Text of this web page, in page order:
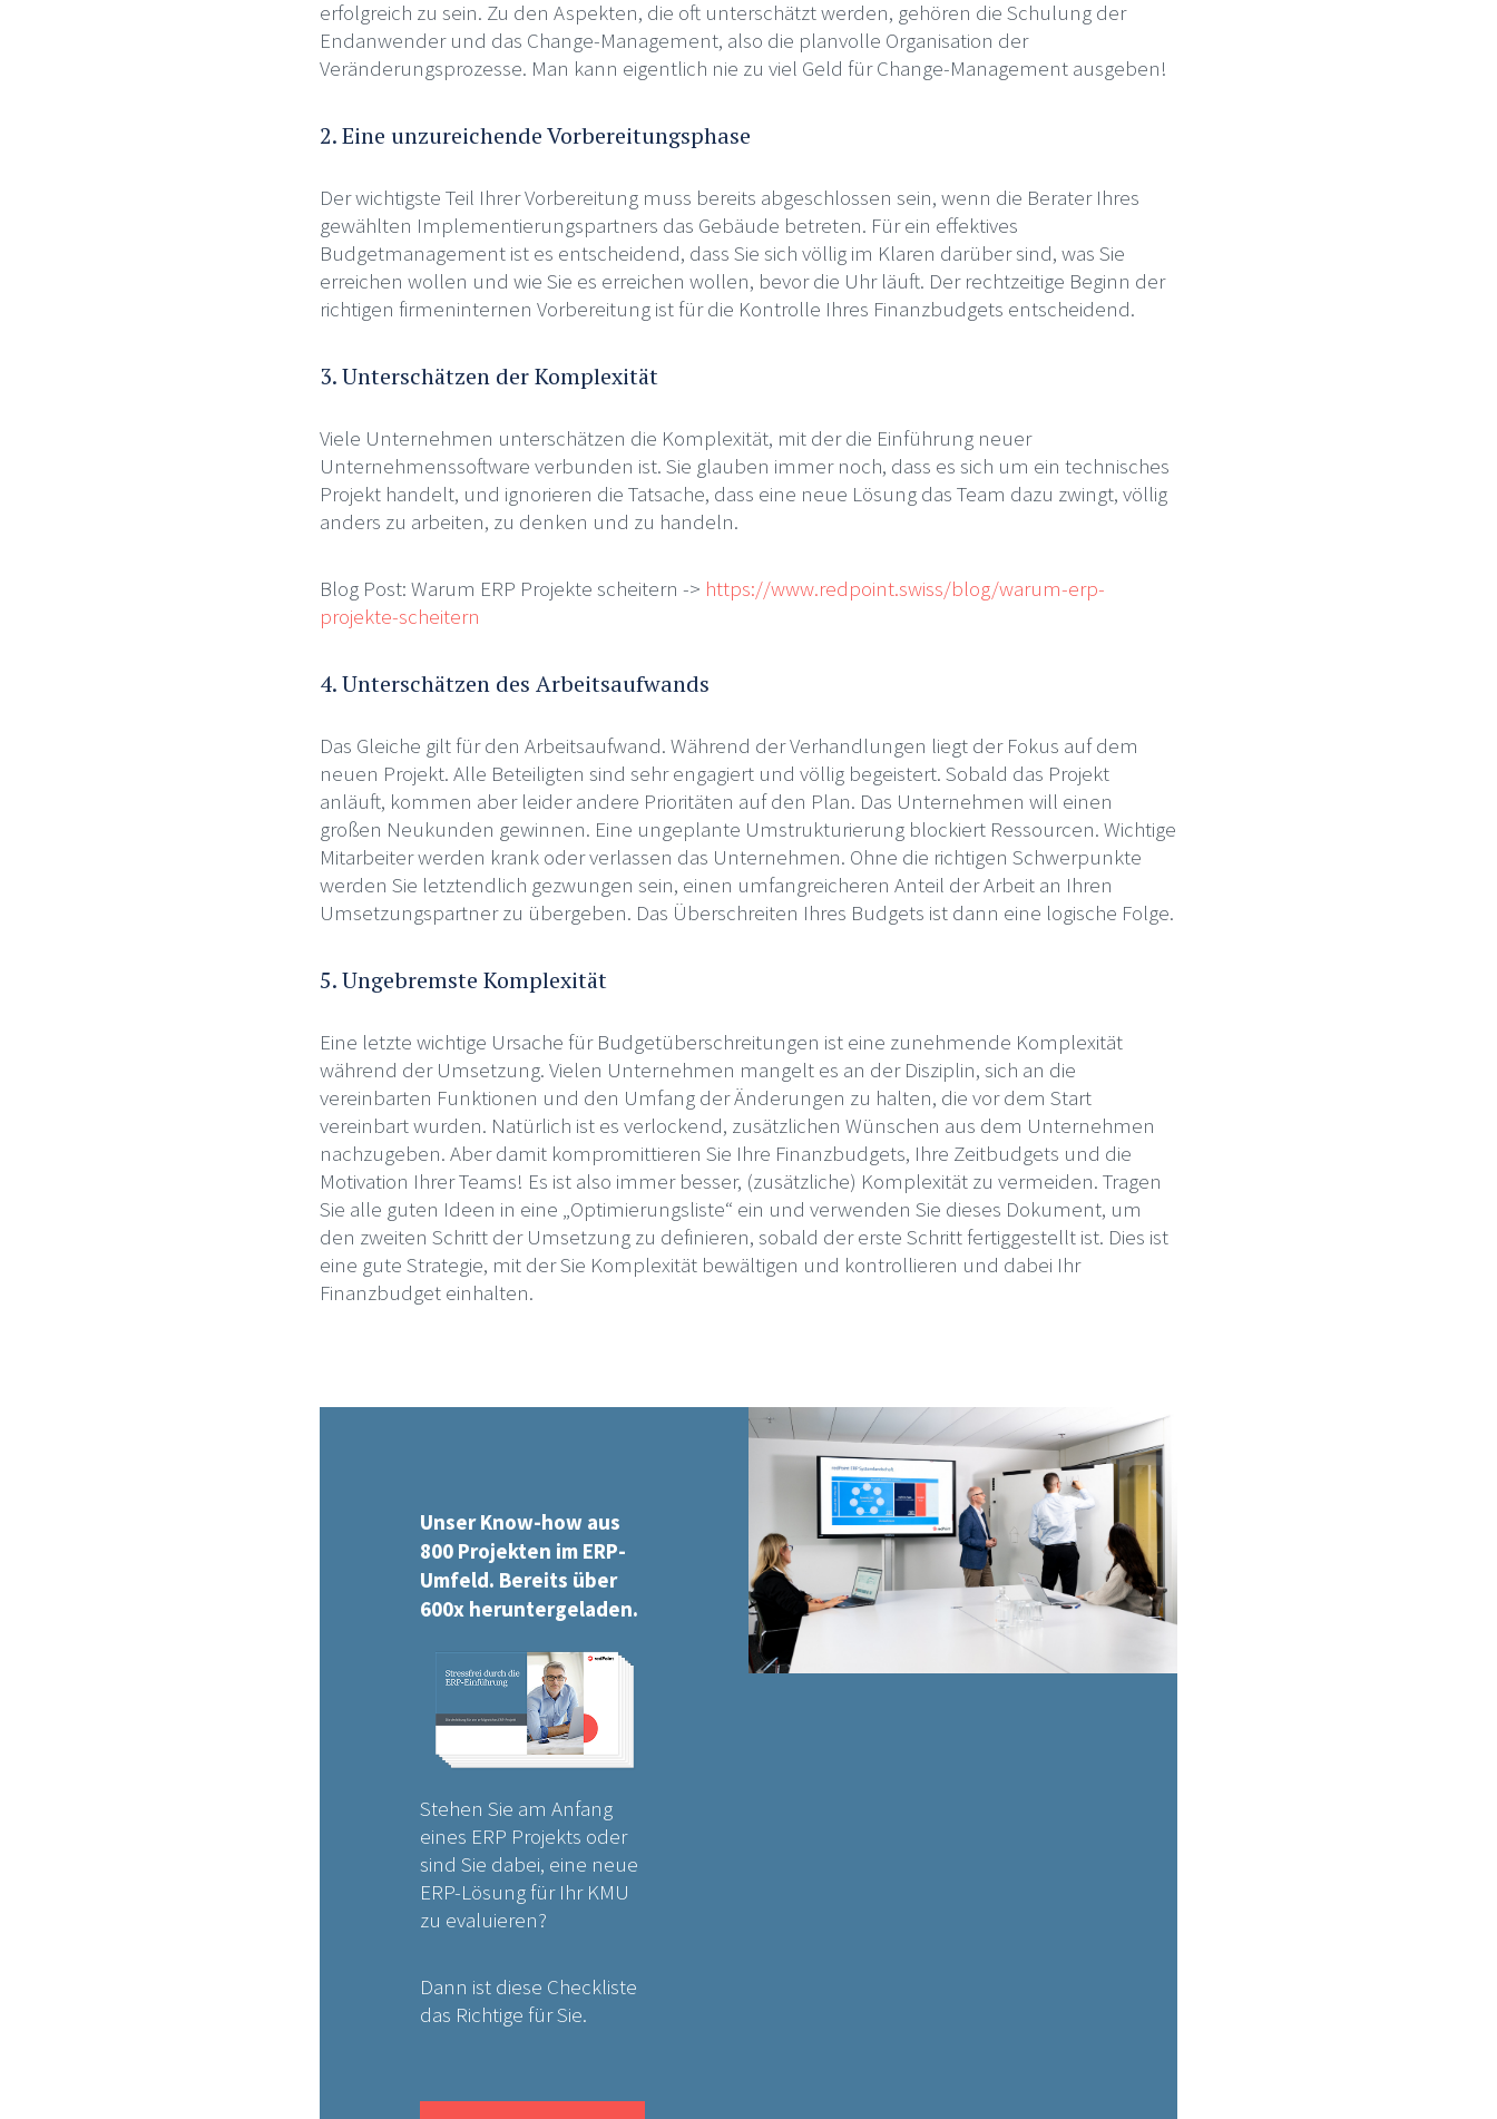
erfolgreich zu sein. Zu den Aspekten, die oft unterschätzt werden, gehören die Schulung der
Endanwender und das Change-Management, also die planvolle Organisation der
Veränderungsprozesse. Man kann eigentlich nie zu viel Geld für Change-Management ausgeben!
2. Eine unzureichende Vorbereitungsphase
Der wichtigste Teil Ihrer Vorbereitung muss bereits abgeschlossen sein, wenn die Berater Ihres
gewählten Implementierungspartners das Gebäude betreten. Für ein effektives
Budgetmanagement ist es entscheidend, dass Sie sich völlig im Klaren darüber sind, was Sie
erreichen wollen und wie Sie es erreichen wollen, bevor die Uhr läuft. Der rechtzeitige Beginn der
richtigen firmeninternen Vorbereitung ist für die Kontrolle Ihres Finanzbudgets entscheidend.
3. Unterschätzen der Komplexität
Viele Unternehmen unterschätzen die Komplexität, mit der die Einführung neuer
Unternehmenssoftware verbunden ist. Sie glauben immer noch, dass es sich um ein technisches
Projekt handelt, und ignorieren die Tatsache, dass eine neue Lösung das Team dazu zwingt, völlig
anders zu arbeiten, zu denken und zu handeln.
Blog Post: Warum ERP Projekte scheitern -> https://www.redpoint.swiss/blog/warum-erp-
projekte-scheitern
4. Unterschätzen des Arbeitsaufwands
Das Gleiche gilt für den Arbeitsaufwand. Während der Verhandlungen liegt der Fokus auf dem
neuen Projekt. Alle Beteiligten sind sehr engagiert und völlig begeistert. Sobald das Projekt
anläuft, kommen aber leider andere Prioritäten auf den Plan. Das Unternehmen will einen
großen Neukunden gewinnen. Eine ungeplante Umstrukturierung blockiert Ressourcen. Wichtige
Mitarbeiter werden krank oder verlassen das Unternehmen. Ohne die richtigen Schwerpunkte
werden Sie letztendlich gezwungen sein, einen umfangreicheren Anteil der Arbeit an Ihren
Umsetzungspartner zu übergeben. Das Überschreiten Ihres Budgets ist dann eine logische Folge.
5. Ungebremste Komplexität
Eine letzte wichtige Ursache für Budgetüberschreitungen ist eine zunehmende Komplexität
während der Umsetzung. Vielen Unternehmen mangelt es an der Disziplin, sich an die
vereinbarten Funktionen und den Umfang der Änderungen zu halten, die vor dem Start
vereinbart wurden. Natürlich ist es verlockend, zusätzlichen Wünschen aus dem Unternehmen
nachzugeben. Aber damit kompromittieren Sie Ihre Finanzbudgets, Ihre Zeitbudgets und die
Motivation Ihrer Teams! Es ist also immer besser, (zusätzliche) Komplexität zu vermeiden. Tragen
Sie alle guten Ideen in eine „Optimierungsliste“ ein und verwenden Sie dieses Dokument, um
den zweiten Schritt der Umsetzung zu definieren, sobald der erste Schritt fertiggestellt ist. Dies ist
eine gute Strategie, mit der Sie Komplexität bewältigen und kontrollieren und dabei Ihr
Finanzbudget einhalten.
Unser Know-how aus
800 Projekten im ERP-
Umfeld. Bereits über
600x heruntergeladen.
Stehen Sie am Anfang
eines ERP Projekts oder
sind Sie dabei, eine neue
ERP-Lösung für Ihr KMU
zu evaluieren?
Dann ist diese Checkliste
das Richtige für Sie.